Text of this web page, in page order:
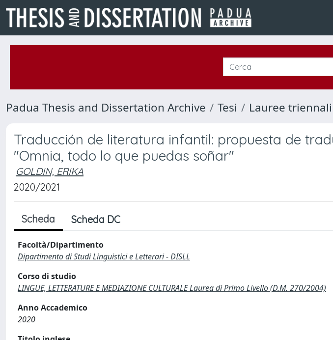
Padua Thesis and Dissertation Archive Tesi Lauree triennali
Traducción de literatura infantil: propuesta de
"Omnia, todo lo que puedas soñar"
GOLDIN, ERIKA
2020/2021
Scheda Scheda DC
Facoltà/Dipartimento
Dipartimento di Studi Linguistici e Letterari - DISLL
Corso di studio
LINGUE, LETTERATURE E MEDIAZIONE CULTURALE Laurea di Primo Livello (D.M. 270/2004)
Anno Accademico
2020